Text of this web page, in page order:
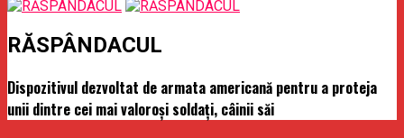
RĂSPÂNDACUL
Dispozitivul dezvoltat de armata americană pentru a proteja
unii dintre cei mai valoroşi soldaţi, câinii săi